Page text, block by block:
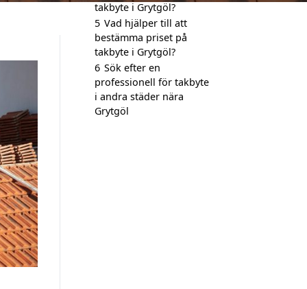
takbyte i Grytgöl?
5 Vad hjälper till att
bestämma priset på
takbyte i Grytgöl?
6 Sök efter en
professionell för takbyte
i andra städer nära
Grytgöl